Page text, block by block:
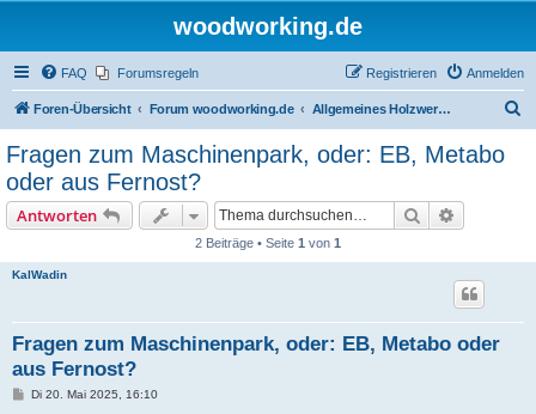
woodworking.de
FAQ Forumsregeln Anmelden
Registrieren
Foren-Übersicht Forum woodworking.de Allgemeines Holzwerkerforum - das laute Forum
Fragen zum Maschinenpark, oder: EB, Metabo
oder aus Fernost?
Antworten Suche
2 Beiträge • Seite 1 von 1
KalWadin
Fragen zum Maschinenpark, oder: EB, Metabo oder
aus Fernost?
BDi 20. Mai 2025, 16:10